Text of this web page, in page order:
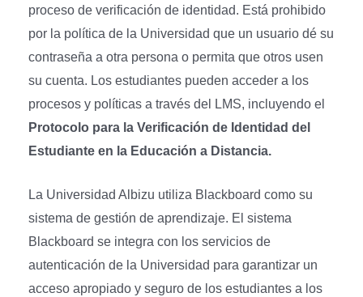
proceso de verificación de identidad. Está prohibido
por la política de la Universidad que un usuario dé su
contraseña a otra persona o permita que otros usen
su cuenta. Los estudiantes pueden acceder a los
procesos y políticas a través del LMS, incluyendo el
Protocolo para la Verificación de Identidad del
Estudiante en la Educación a Distancia.
La Universidad Albizu utiliza Blackboard como su
sistema de gestión de aprendizaje. El sistema
Blackboard se integra con los servicios de
autenticación de la Universidad para garantizar un
acceso apropiado y seguro de los estudiantes a los